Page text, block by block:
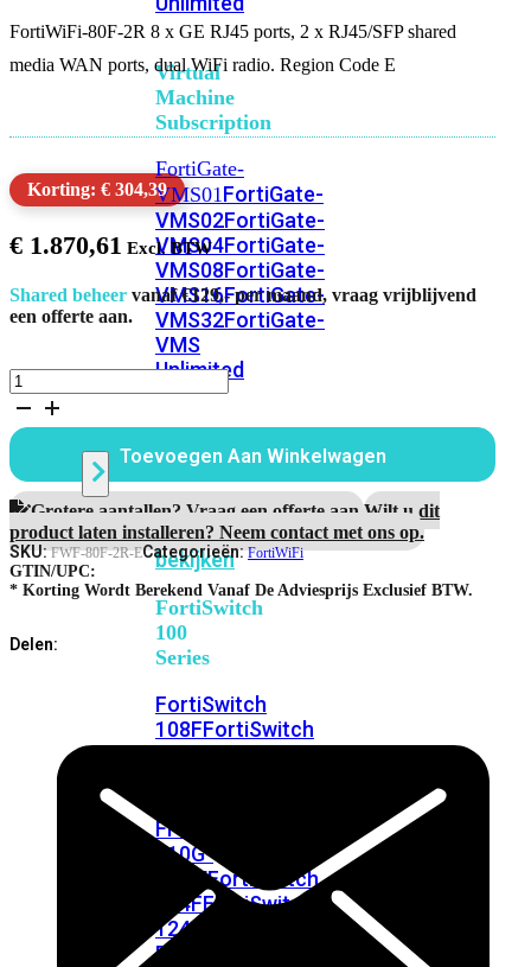
Virtual
Machine
Subscription
FortiGate-
VMS01FortiGate-
VMS02FortiGate-
VMS04FortiGate-
VMS08FortiGate-
VMS16FortiGate-
VMS32FortiGate-
VMS
Unlimited
Alle
FortiSwitches
bekijken
FortiSwitch
100
Series
FortiSwitch
108FFortiSwitch
FPOE
110G-
FPOEFortiSwitch
124FFortiSwitch
124F-
POE
FortiWiFi-80F-2R 8 x GE RJ45 ports, 2 x RJ45/SFP shared
media WAN ports, dual WiFi radio. Region Code E
Korting: € 304,39
€ 1.870,61
Shared beheer vanaf €129,- per maand, vraag vrijblijvend
een offerte aan.
FortiWiFi
80F
Alleen
Hardware
aantal
Toevoegen Aan Winkelwagen
Grotere aantallen? Vraag een offerte aan.Wilt u dit
product laten installeren? Neem contact met ons op.
SKU:FWF-80F-2R-ECategorieën:FortiWiFi
GTIN/UPC:
* Korting Wordt Berekend Vanaf De Adviesprijs Exclusief BTW.
Delen: